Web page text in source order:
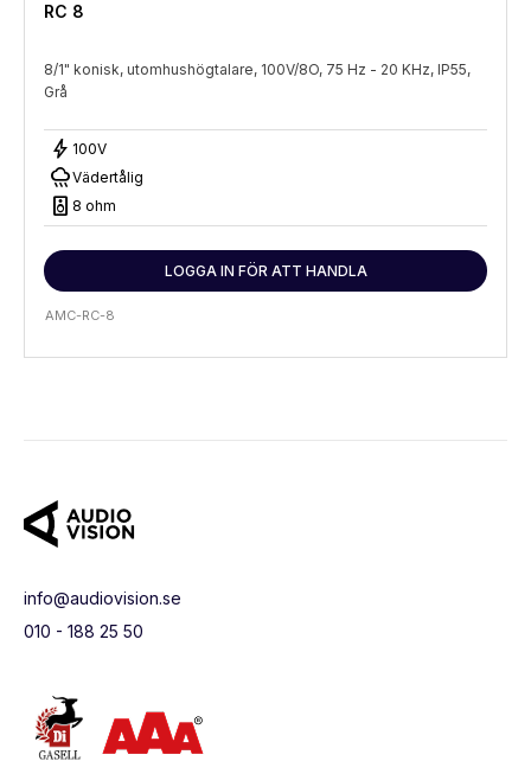
RC 8
8/1" konisk, utomhushögtalare, 100V/8O, 75 Hz - 20 KHz, IP55,
Grå
bolt 100V
rainyVädertålig
speaker 8 ohm
LOGGA IN FÖR ATT HANDLA
AMC-RC-8
info@audiovision.se
010 - 188 25 50